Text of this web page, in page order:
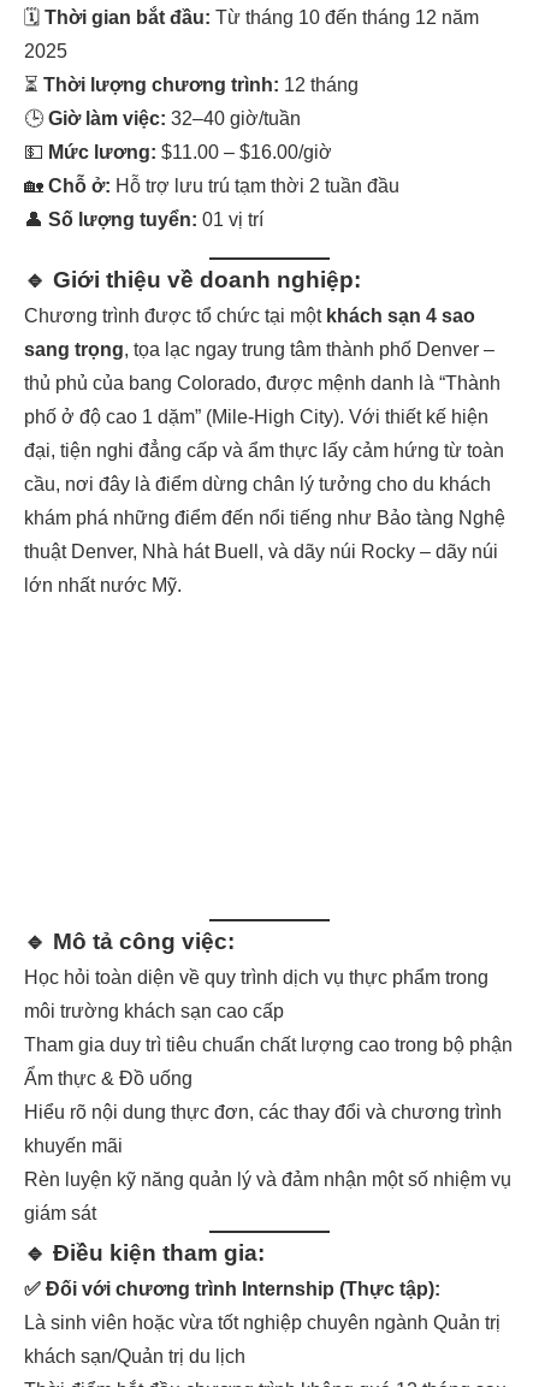
🗓 Thời gian bắt đầu: Từ tháng 10 đến tháng 12 năm
2025
⏳ Thời lượng chương trình: 12 tháng
🕒 Giờ làm việc: 32–40 giờ/tuần
💵 Mức lương: $11.00 – $16.00/giờ
🏡 Chỗ ở: Hỗ trợ lưu trú tạm thời 2 tuần đầu
👤 Số lượng tuyển: 01 vị trí
🔹 Giới thiệu về doanh nghiệp:
Chương trình được tổ chức tại một khách sạn 4 sao
sang trọng, tọa lạc ngay trung tâm thành phố Denver –
thủ phủ của bang Colorado, được mệnh danh là “Thành
phố ở độ cao 1 dặm” (Mile-High City). Với thiết kế hiện
đại, tiện nghi đẳng cấp và ẩm thực lấy cảm hứng từ toàn
cầu, nơi đây là điểm dừng chân lý tưởng cho du khách
khám phá những điểm đến nổi tiếng như Bảo tàng Nghệ
thuật Denver, Nhà hát Buell, và dãy núi Rocky – dãy núi
lớn nhất nước Mỹ.
🔹 Mô tả công việc:
Học hỏi toàn diện về quy trình dịch vụ thực phẩm trong
môi trường khách sạn cao cấp
Tham gia duy trì tiêu chuẩn chất lượng cao trong bộ phận
Ẩm thực & Đồ uống
Hiểu rõ nội dung thực đơn, các thay đổi và chương trình
khuyến mãi
Rèn luyện kỹ năng quản lý và đảm nhận một số nhiệm vụ
giám sát
🔹 Điều kiện tham gia:
✅ Đối với chương trình Internship (Thực tập):
Là sinh viên hoặc vừa tốt nghiệp chuyên ngành Quản trị
khách sạn/Quản trị du lịch